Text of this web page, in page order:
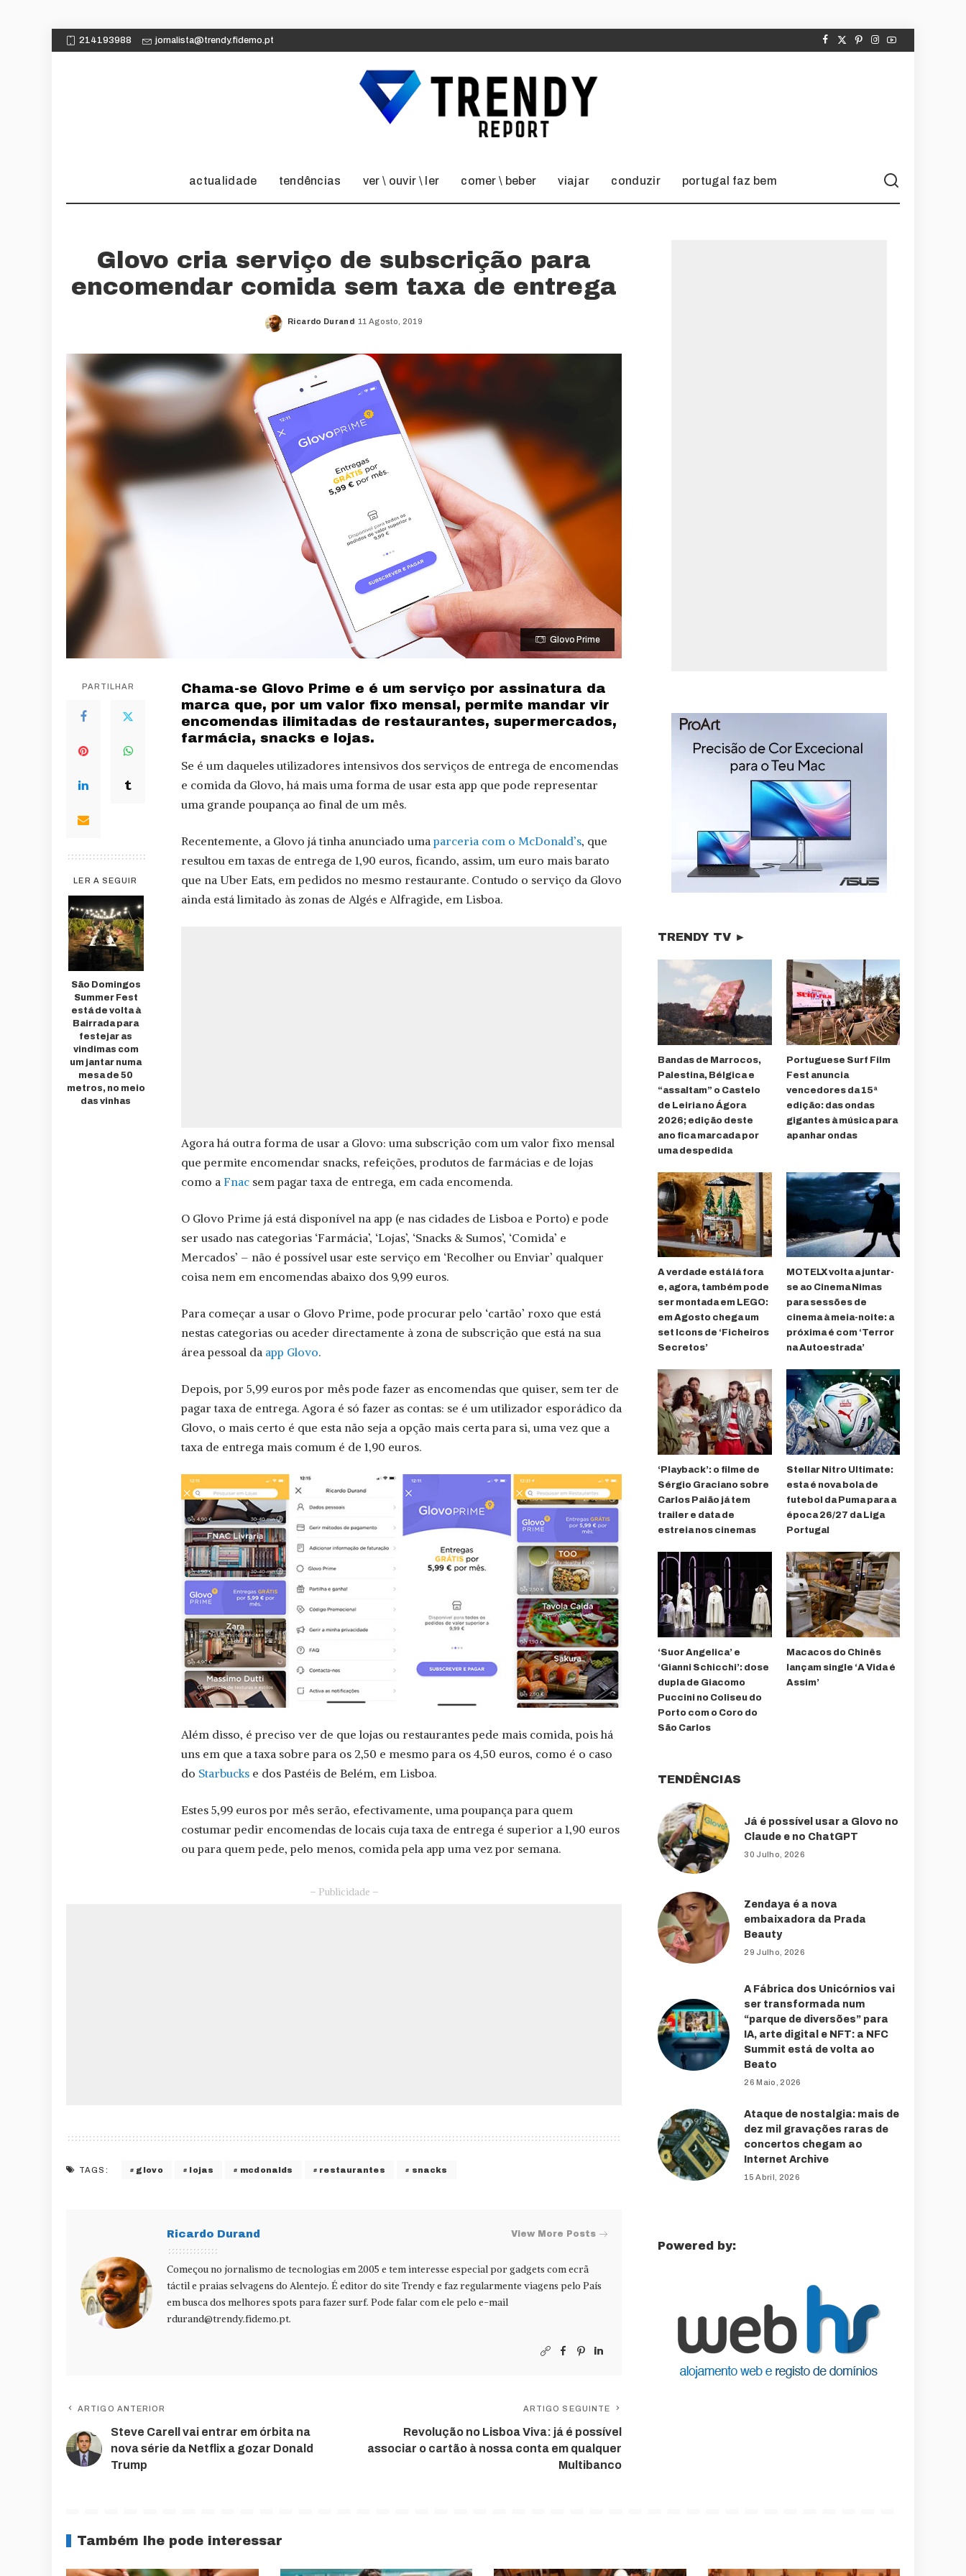
214193988 jornalista@trendy.fidemo.pt
actualidade tendências ver \ ouvir \ ler comer \ beber viajar conduzir portugal faz bem
Glovo cria serviço de subscrição para
encomendar comida sem taxa de entrega
Posted
Ricardo Durand 11 Agosto, 2019
Glovo Prime
PARTILHAR
LER A SEGUIR
São Domingos
Summer Fest
está de volta à
Bairrada para
festejar as
vindimas com
um jantar numa
mesa de 50
metros, no meio
das vinhas
Chama-se Glovo Prime e é um serviço por assinatura da
marca que, por um valor fixo mensal, permite mandar vir
encomendas ilimitadas de restaurantes, supermercados,
farmácia, snacks e lojas.
Se é um daqueles utilizadores intensivos dos serviços de entrega de encomendas
e comida da Glovo, há mais uma forma de usar esta app que pode representar
uma grande poupança ao final de um mês.
Recentemente, a Glovo já tinha anunciado umaparceria com o McDonald’s, que
resultou em taxas de entrega de 1,90 euros, ficando, assim, um euro mais barato
que na Uber Eats, em pedidos no mesmo restaurante. Contudo o serviço da Glovo
ainda está limitado às zonas de Algés e Alfragide, em Lisboa.
Agora há outra forma de usar a Glovo: uma subscrição com um valor fixo mensal
que permite encomendar snacks, refeições, produtos de farmácias e de lojas
como a Fnac sem pagar taxa de entrega, em cada encomenda.
O Glovo Prime já está disponível na app (e nas cidades de Lisboa e Porto) e pode
ser usado nas categorias ‘Farmácia’, ‘Lojas’, ‘Snacks & Sumos’, ‘Comida’ e
Mercados’ – não é possível usar este serviço em ‘Recolher ou Enviar’ qualquer
coisa nem em encomendas abaixo dos 9,99 euros.
Para começar a usar o Glovo Prime, pode procurar pelo ‘cartão’ roxo que está
nestas categorias ou aceder directamente à zona de subscrição que está na sua
área pessoal da app Glovo.
Depois, por 5,99 euros por mês pode fazer as encomendas que quiser, sem ter de
pagar taxa de entrega. Agora é só fazer as contas: se é um utilizador esporádico da
Glovo, o mais certo é que esta não seja a opção mais certa para si, uma vez que a
taxa de entrega mais comum é de 1,90 euros.
Além disso, é preciso ver de que lojas ou restaurantes pede mais comida, pois há
uns em que a taxa sobre para os 2,50 e mesmo para os 4,50 euros, como é o caso
do Starbucks e dos Pastéis de Belém, em Lisboa.
Estes 5,99 euros por mês serão, efectivamente, uma poupança para quem
costumar pedir encomendas de locais cuja taxa de entrega é superior a 1,90 euros
ou para quem pede, pelo menos, comida pela app uma vez por semana.
– Publicidade –
TAGS: glovo lojas mcdonalds restaurantes snacks
Ricardo Durand View More Posts
Começou no jornalismo de tecnologias em 2005 e tem interesse especial por gadgets com ecrã
táctil e praias selvagens do Alentejo. É editor do site Trendy e faz regularmente viagens pelo País
em busca dos melhores spots para fazer surf. Pode falar com ele pelo e-mail
rdurand@trendy.fidemo.pt.
ARTIGO ANTERIOR
Steve Carell vai entrar em órbita na
nova série da Netflix a gozar Donald
Trump
ARTIGO SEGUINTE
Revolução no Lisboa Viva: já é possível
associar o cartão à nossa conta em qualquer
Multibanco
TRENDY TV ►
Bandas de Marrocos,
Palestina, Bélgica e
“assaltam” o Castelo
de Leiria no Ágora
2026; edição deste
ano fica marcada por
uma despedida
Portuguese Surf Film
Fest anuncia
vencedores da 15ª
edição: das ondas
gigantes à música para
apanhar ondas
A verdade está lá fora
e, agora, também pode
ser montada em LEGO:
em Agosto chega um
set Icons de ‘Ficheiros
Secretos’
MOTELX volta a juntar-
se ao Cinema Nimas
para sessões de
cinema à meia-noite: a
próxima é com ‘Terror
na Autoestrada’
‘Playback’: o filme de
Sérgio Graciano sobre
Carlos Paião já tem
trailer e data de
estreia nos cinemas
Stellar Nitro Ultimate:
esta é nova bola de
futebol da Puma para a
época 26/27 da Liga
Portugal
‘Suor Angelica’ e
‘Gianni Schicchi’: dose
dupla de Giacomo
Puccini no Coliseu do
Porto com o Coro do
São Carlos
Macacos do Chinês
lançam single ‘A Vida é
Assim’
TENDÊNCIAS
Já é possível usar a Glovo no
Claude e no ChatGPT
30 Julho, 2026
Zendaya é a nova
embaixadora da Prada
Beauty
29 Julho, 2026
A Fábrica dos Unicórnios vai
ser transformada num
“parque de diversões” para
IA, arte digital e NFT: a NFC
Summit está de volta ao
Beato
26 Maio, 2026
Ataque de nostalgia: mais de
dez mil gravações raras de
concertos chegam ao
Internet Archive
15 Abril, 2026
Powered by:
Também lhe pode interessar